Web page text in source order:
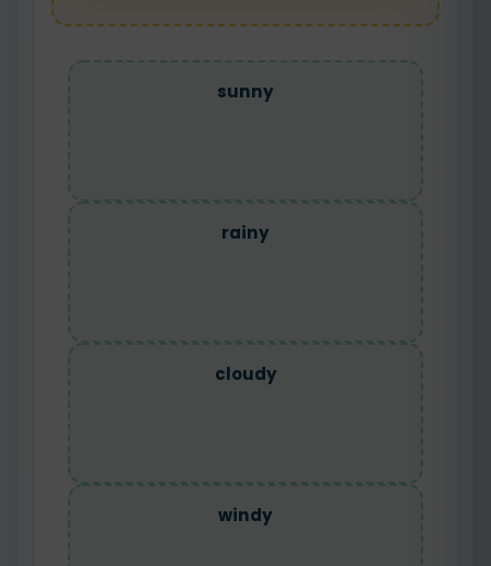
sunny
rainy
cloudy
windy